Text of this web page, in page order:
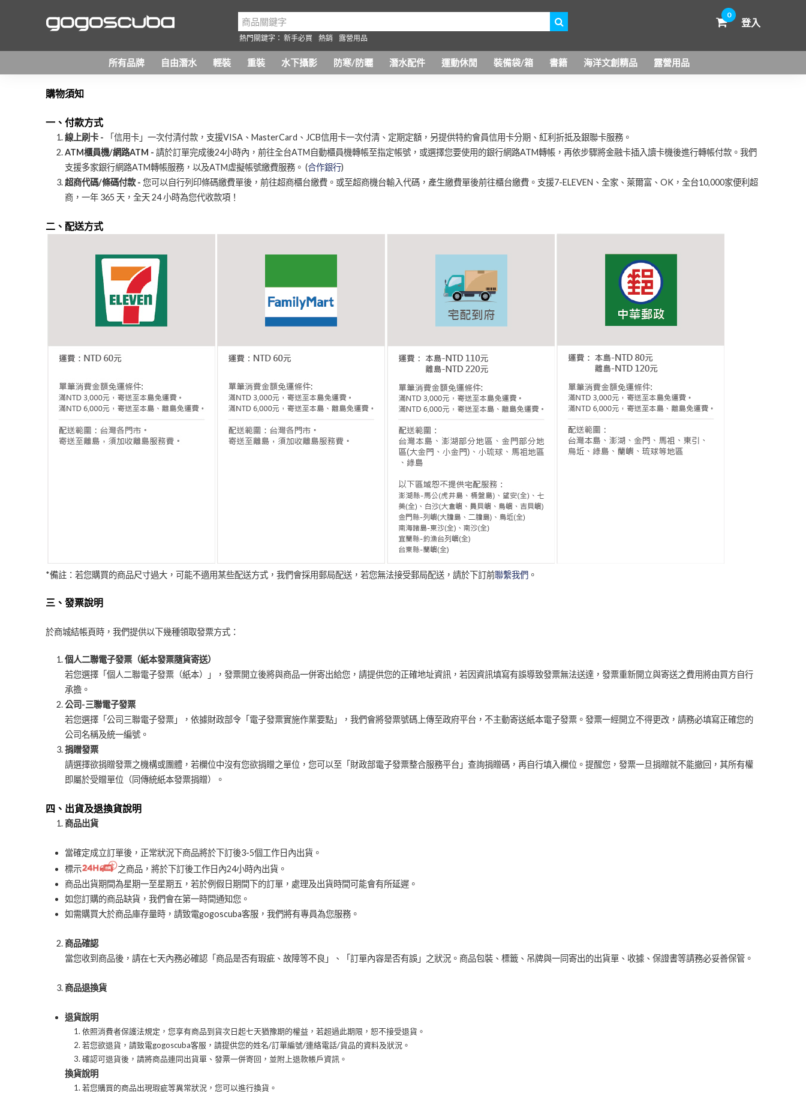
0
登入
熱門關鍵字： 新手必買 熱銷 露營用品
所有品牌 自由潛水 輕裝 重裝 水下攝影 防寒/防曬 潛水配件 運動休閒 裝備袋/箱 書籍 海洋文創精品 露營用品
購物須知
一、付款方式
線上刷卡 -
「信用卡」一次付清付款，支援VISA、MasterCard、JCB信用卡一次付清、定期定額，另提供特約會員信用卡分期、紅利折抵及銀聯卡服務。
ATM櫃員機/網路ATM - 請於訂單完成後24小時內，前往全台ATM自動櫃員機轉帳至指定帳號，或選擇您要使用的銀行網路ATM轉帳，再依步驟將金融卡插入讀卡機後進行轉帳付款。我們
支援多家銀行網路ATM轉帳服務，以及ATM虛擬帳號繳費服務。 (合作銀行)
超商代碼/條碼付款 - 您可以自行列印條碼繳費單後，前往超商櫃台繳費。或至超商機台輸入代碼，產生繳費單後前往櫃台繳費。支援7-ELEVEN、全家、萊爾富、OK，全台10,000家便利超
商，一年 365 天，全天 24 小時為您代收款項！
二、配送方式
*備註：若您購買的商品尺寸過大，可能不適用某些配送方式，我們會採用郵局配送，若您無法接受郵局配送，請於下訂前聯繫我們 。
三、發票說明
於商城結帳頁時，我們提供以下幾種領取發票方式：
個人二聯電子發票（紙本發票隨貨寄送）
若您選擇「個人二聯電子發票（紙本）」，發票開立後將與商品一併寄出給您，請提供您的正確地址資訊，若因資訊填寫有誤導致發票無法送達，發票重新開立與寄送之費用將由買方自行
承擔。
公司-三聯電子發票
若您選擇「公司三聯電子發票」，依據財政部令「電子發票實施作業要點」，我們會將發票號碼上傳至政府平台，不主動寄送紙本電子發票。發票一經開立不得更改，請務必填寫正確您的
公司名稱及統一編號。
捐贈發票
請選擇欲捐贈發票之機構或團體，若欄位中沒有您欲捐贈之單位，您可以至「財政部電子發票整合服務平台」查詢捐贈碼，再自行填入欄位。提醒您，發票一旦捐贈就不能撤回，其所有權
即屬於受贈單位（同傳統紙本發票捐贈）。
四、出貨及退換貨說明
商品出貨
當確定成立訂單後，正常狀況下商品將於下訂後3-5個工作日內出貨。
標示
之商品，將於下訂後工作日內24小時內出貨。
商品出貨期間為星期一至星期五，若於例假日期間下的訂單，處理及出貨時間可能會有所延遲。
如您訂購的商品缺貨，我們會在第一時間通知您。
如需購買大於商品庫存量時，請致電gogoscuba客服，我們將有專員為您服務。
商品確認
當您收到商品後，請在七天內務必確認「商品是否有瑕疵、故障等不良」、「訂單內容是否有誤」之狀況。商品包裝、標籤、吊牌與一同寄出的出貨單、收據、保證書等請務必妥善保管。
商品退換貨
退貨說明
依照消費者保護法規定，您享有商品到貨次日起七天猶豫期的權益，若超過此期限，恕不接受退貨。
若您欲退貨，請致電gogoscuba客服，請提供您的姓名/訂單編號/連絡電話/貨品的資料及狀況。
確認可退貨後，請將商品連同出貨單、發票一併寄回，並附上退款帳戶資訊。
換貨說明
若您購買的商品出現瑕疵等異常狀況，您可以進行換貨。